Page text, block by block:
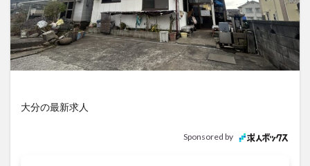
大分の最新求人
Sponsored by
アイススケート
アウトドア
アサイーボウル
アフリカンサファリ
アミュプラザおおいた
アレンジレシピ
アートプラザ
イタリア料理
イベント
イルミネーション
インド料理
グルメ
サウナ